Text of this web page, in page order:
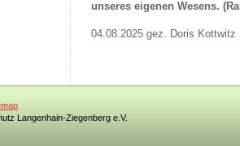
unseres eigenen Wesens.
04.08.2025 gez. Doris Kottwitz
Langenhain-Ziegenberg e.V.